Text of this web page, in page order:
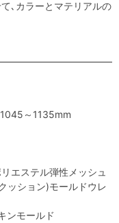
､カラーとマテリアルの
～1135mm
エステル弾性メッシュ
ッション)モールドウレ
ンモールド